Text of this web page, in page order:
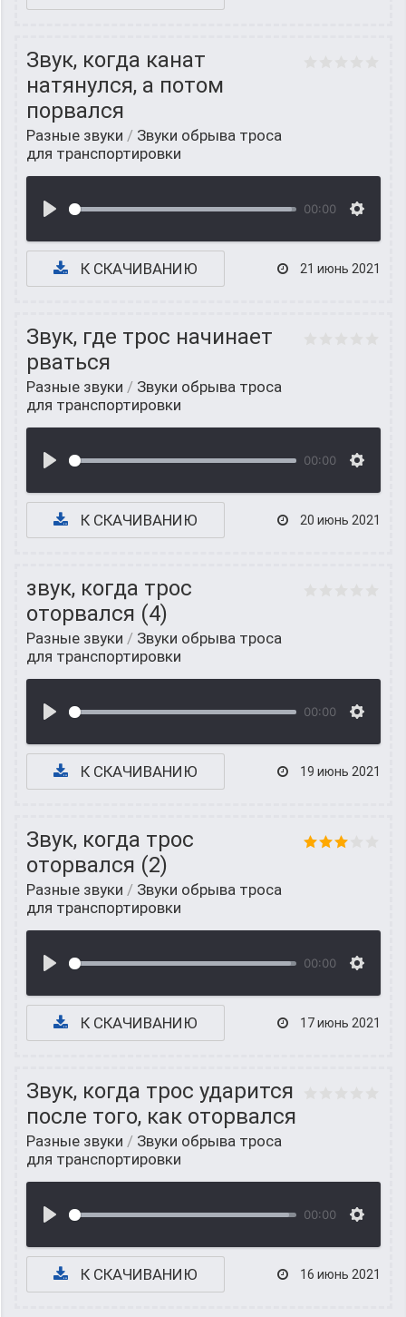
Звук, когда канат
натянулся, а потом
порвался
Разные звуки / Звуки обрыва троса
для транспортировки
00:00
К СКАЧИВАНИЮ 21 июнь 2021
Звук, где трос начинает
рваться
Разные звуки / Звуки обрыва троса
для транспортировки
00:00
К СКАЧИВАНИЮ 20 июнь 2021
звук, когда трос
оторвался (4)
Разные звуки / Звуки обрыва троса
для транспортировки
00:00
К СКАЧИВАНИЮ 19 июнь 2021
Звук, когда трос
оторвался (2)
Разные звуки / Звуки обрыва троса
для транспортировки
00:00
К СКАЧИВАНИЮ 17 июнь 2021
Звук, когда трос ударится
после того, как оторвался
Разные звуки / Звуки обрыва троса
для транспортировки
00:00
К СКАЧИВАНИЮ 16 июнь 2021